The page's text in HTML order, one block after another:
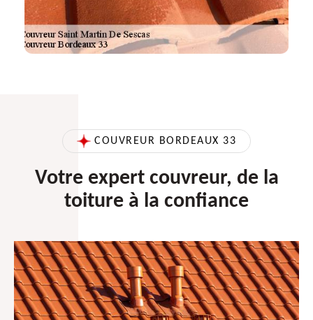
COUVREUR BORDEAUX 33
Votre expert couvreur, de la
toiture à la confiance